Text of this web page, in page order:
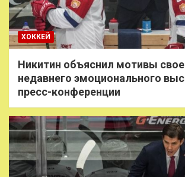
ХОККЕЙ
Никитин объяснил мотивы
недавнего эмоционального
пресс-конференции